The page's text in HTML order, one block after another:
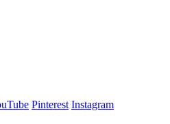
Pinterest Instagram